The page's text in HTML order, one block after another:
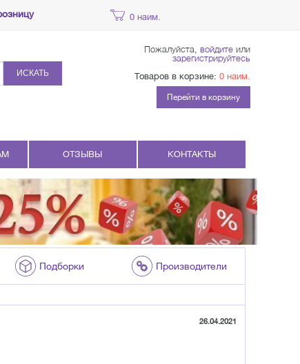
0 наим.
ИСКАТЬ
Пожалуйста, войдите или
зарегистрируйтесь
Товаров в корзине: 0 наим.
Перейти в корзину
ОТЗЫВЫ КОНТАКТЫ
Подборки Производители
26.04.2021